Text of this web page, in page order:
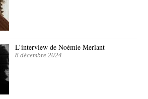
L’interview de Noémie Merlant
8 décembre 2024